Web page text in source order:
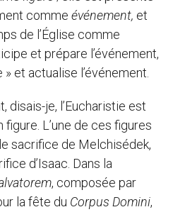
comme événement, et
de l’Église comme
et prépare l’événement,
et actualise l’événement.
disais-je, l’Eucharistie est
L’une de ces figures
sacrifice de Melchisédek,
d’Isaac. Dans la
, composée par
la fête du Corpus Domini,